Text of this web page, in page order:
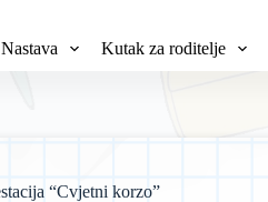
Nastava Kutak za roditelje
“Cvjetni korzo”